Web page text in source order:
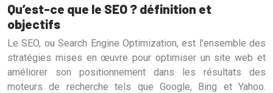
Qu’est-ce que le SEO ? définition et
objectifs
Le SEO, ou Search Engine Optimization, est l’ensemble des
stratégies mises en œuvre pour optimiser un site web et
améliorer son positionnement dans les résultats des
moteurs de recherche tels que Google, Bing et Yahoo.